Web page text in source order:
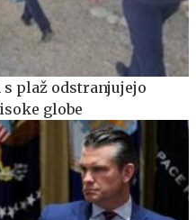
plaž odstranjujejo
globe